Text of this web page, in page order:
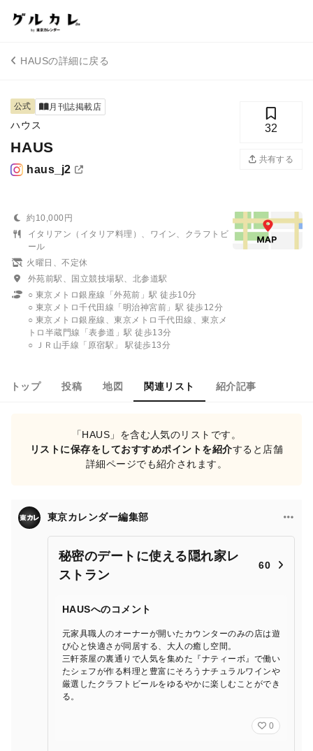
HAUSの詳細に戻る
公式 月刊誌掲載店
ハウス
HAUS
haus_j2
32
共有する
約10,000円
イタリアン（イタリア料理）、ワイン、クラフトビ
ール
火曜日、不定休
外苑前駅、国立競技場駅、北参道駅
○ 東京メトロ銀座線「外苑前」駅 徒歩10分
○ 東京メトロ千代田線「明治神宮前」駅 徒歩12分
○ 東京メトロ銀座線、東京メトロ千代田線、東京メ
トロ半蔵門線「表参道」駅 徒歩13分
○ ＪＲ山手線「原宿駅」 駅徒歩13分
トップ 投稿 地図 関連リスト 紹介記事
「HAUS」を含む人気のリストです。
リストに保存をしておすすめポイントを紹介すると店舗
詳細ページでも紹介されます。
東京カレンダー編集部
秘密のデートに使える隠れ家レ
ストラン
60
HAUSへのコメント
元家具職人のオーナーが開いたカウンターのみの店は遊
び心と快適さが同居する、大人の癒し空間。
三軒茶屋の裏通りで人気を集めた『ナティーボ』で働い
たシェフが作る料理と豊富にそろうナチュラルワインや
厳選したクラフトビールをゆるやかに楽しむことができ
る。
0